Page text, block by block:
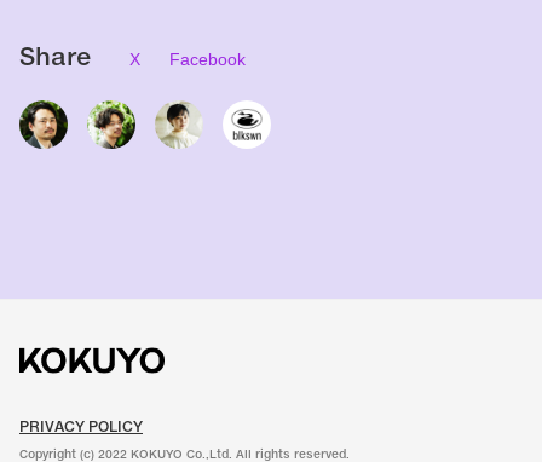
Share X Facebook
PRIVACY POLICY
Copyright (c) 2022 KOKUYO Co.,Ltd. All rights reserved.